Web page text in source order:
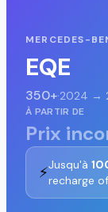
MERCEDES-
EQE
350+·2024 →
À PARTIR DE
Prix
⚡Jusqu'à
recharge